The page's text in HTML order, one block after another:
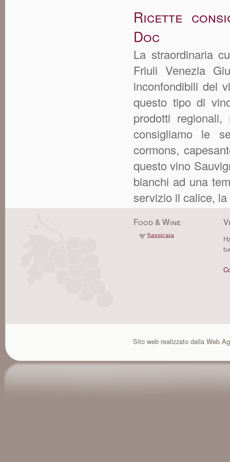
Ricette
Doc
La straordinaria
Friuli Venezia
inconfondibili del
questo tipo di
prodotti
consigliamo le
cormons,
questo vino
bianchi ad una
servizio il calice,
Food & Wine
Sassicaia
Sito web realizzato dalla Web